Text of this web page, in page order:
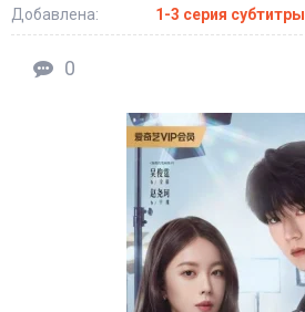
Добавлена:
1-3 серия субтитры
0